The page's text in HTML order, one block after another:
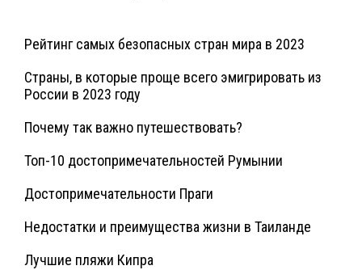
Рейтинг самых безопасных стран мира в 2023
Страны, в которые проще всего эмигрировать из
России в 2023 году
Почему так важно путешествовать?
Топ-10 достопримечательностей Румынии
Достопримечательности Праги
Недостатки и преимущества жизни в Таиланде
Лучшие пляжи Кипра